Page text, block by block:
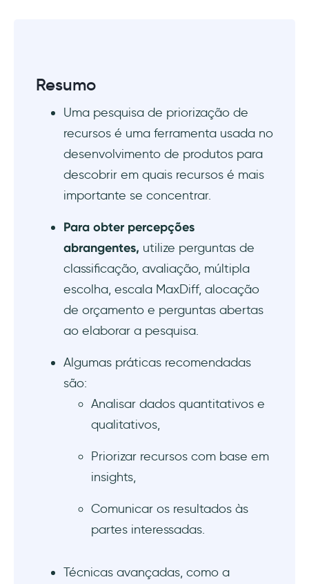
Resumo
Uma pesquisa de priorização de
recursos é uma ferramenta usada no
desenvolvimento de produtos para
descobrir em quais recursos é mais
importante se concentrar.
Para obter percepções
abrangentes, utilize perguntas de
classificação, avaliação, múltipla
escolha, escala MaxDiff, alocação
de orçamento e perguntas abertas
ao elaborar a pesquisa.
Algumas práticas recomendadas
são:
Analisar dados quantitativos e
qualitativos,
Priorizar recursos com base em
insights,
Comunicar os resultados às
partes interessadas.
Técnicas avançadas, como a